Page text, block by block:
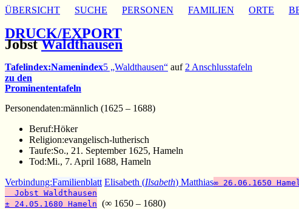
ÜBERSICHT SUCHE PERSONEN FAMILIEN ORTE
DRUCK/EXPORT
JobstWaldthausen
Tafelindex:Namenindex
zu den
Prominententafeln
5 „Waldthausen“ auf 2 Anschlusstafeln
Personendaten:männlich (1625 – 1688)
Beruf:Höker
Religion:evangelisch-lutherisch
Taufe:So., 21. September 1625, Hameln
Tod:Mi., 7. April 1688, Hameln
Verbindung:Familienblatt Elisabeth (Ilsabeth) Matthias∞ 26.06.1650
Jobst Waldthausen
± 24.05.1680 Hameln (∞ 1650 – 1680)